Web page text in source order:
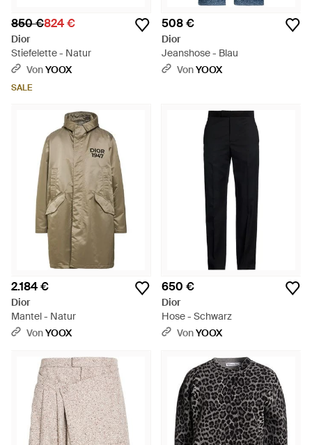
850 €824 €
Dior
Stiefelette - Natur
VonYOOX
SALE
508 €
Dior
Jeanshose - Blau
VonYOOX
2.184 €
Dior
Mantel - Natur
VonYOOX
650 €
Dior
Hose - Schwarz
VonYOOX